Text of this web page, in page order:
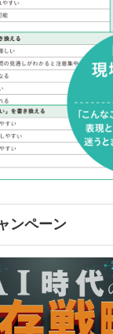
ンペーン